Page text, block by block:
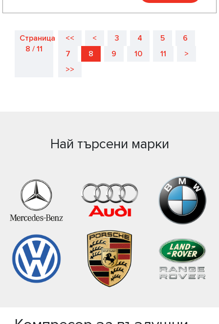
Страница
8 / 11
<< < 3 4 5
6
7
8 9 10 11
>
>>
Най търсени марки